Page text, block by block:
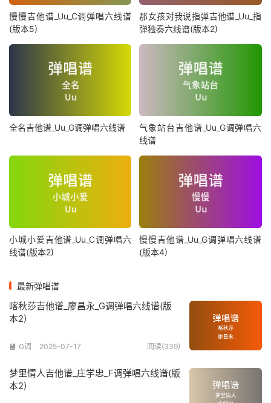
慢慢吉他谱_Uu_C调弹唱六线谱
(版本5)
那女孩对我说指弹吉他谱_Uu_指
弹独奏六线谱(版本2)
全名吉他谱_Uu_G调弹唱六线谱
气象站台吉他谱_Uu_G调弹唱六
线谱
小城小爱吉他谱_Uu_C调弹唱六
线谱(版本2)
慢慢吉他谱_Uu_G调弹唱六线谱
(版本4)
最新弹唱谱
喀秋莎吉他谱_廖昌永_G调弹唱六线谱(版
本2)
 G调 2025-07-17 阅读(339)
梦里情人吉他谱_庄学忠_F调弹唱六线谱(版
本2)